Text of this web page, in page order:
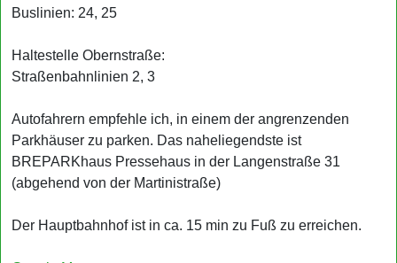
Buslinien: 24, 25
Haltestelle Obernstraße:
Straßenbahnlinien 2, 3
Autofahrern empfehle ich, in einem der angrenzenden
Parkhäuser zu parken. Das naheliegendste ist
BREPARKhaus Pressehaus in der Langenstraße 31
(abgehend von der Martinistraße)
Der Hauptbahnhof ist in ca. 15 min zu Fuß zu erreichen.